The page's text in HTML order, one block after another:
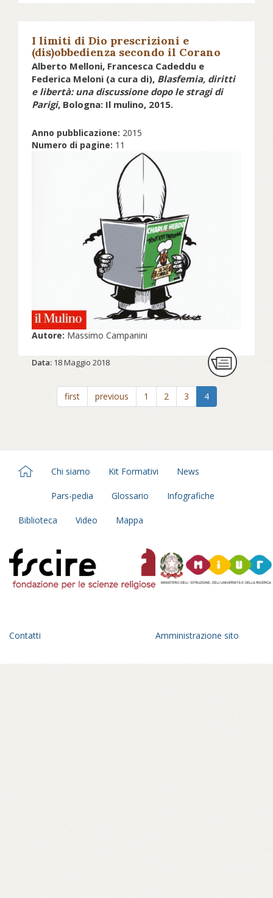
I limiti di Dio prescrizioni e
(dis)obbedienza secondo il Corano
Alberto Melloni, Francesca Cadeddu e
Federica Meloni (a cura di), Blasfemia, diritti
e libertà: una discussione dopo le stragi di
Parigi, Bologna: Il mulino, 2015.
Anno pubblicazione: 2015
Numero di pagine: 11
Autore: Massimo Campanini
Data: 18 Maggio 2018
first previous 1 2 3 4
Chi siamo Kit Formativi News
Pars-pedia Glossario Infografiche
Biblioteca Video Mappa
Contatti Amministrazione sito